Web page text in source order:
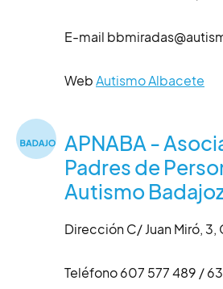
E-mail
WebAutismo Albacete
APNABA -
Padres de
Autismo
Dirección C/ Juan Miró, 3,
Teléfono 607 577 489 /